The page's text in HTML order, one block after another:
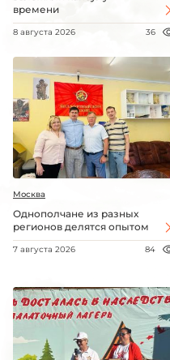
времени
8 августа 2026 36
Москва
Однополчане из разных
регионов делятся опытом
7 августа 2026 84